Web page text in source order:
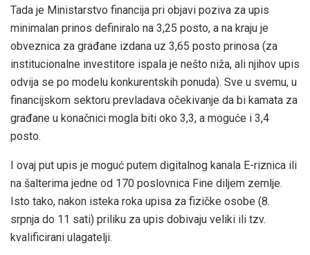
Tada je Ministarstvo financija pri objavi poziva za upis
minimalan prinos definiralo na 3,25 posto, a na kraju je
obveznica za građane izdana uz 3,65 posto prinosa (za
institucionalne investitore ispala je nešto niža, ali njihov upis
odvija se po modelu konkurentskih ponuda). Sve u svemu, u
financijskom sektoru prevladava očekivanje da bi kamata za
građane u konačnici mogla biti oko 3,3, a moguće i 3,4
posto.
I ovaj put upis je moguć putem digitalnog kanala E-riznica ili
na šalterima jedne od 170 poslovnica Fine diljem zemlje.
Isto tako, nakon isteka roka upisa za fizičke osobe (8.
srpnja do 11 sati) priliku za upis dobivaju veliki ili tzv.
kvalificirani ulagatelji.